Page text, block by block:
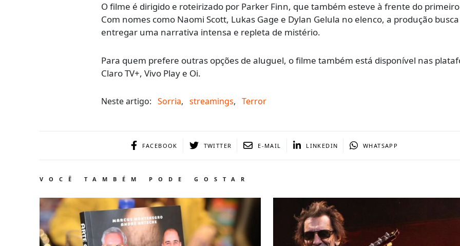
O filme é dirigido e roteirizado por Parker Finn, que também esteve à frente do primeiro
Com nomes como Naomi Scott, Lukas Gage e Dylan Gelula no elenco, a produção busca
entregar uma narrativa intensa e repleta de mistério.
Para quem prefere outras opções de aluguel, o filme também está disponível nas
Claro TV+, Vivo Play e Oi.
Neste artigo: Sorria, streamings, Terror
FACEBOOK TWITTER E-MAIL LINKEDIN WHATSAPP
VOCÊ TAMBÉM PODE GOSTAR